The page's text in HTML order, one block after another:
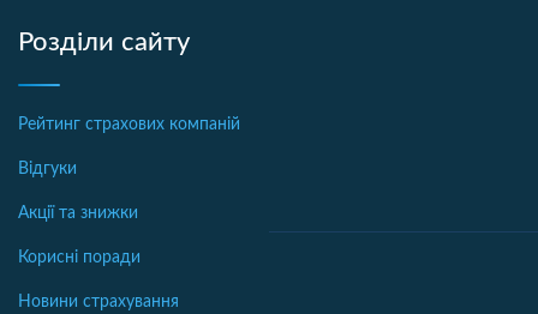
Розділи сайту
Рейтинг страхових компаній
Відгуки
Акції та знижки
Корисні поради
Новини страхування